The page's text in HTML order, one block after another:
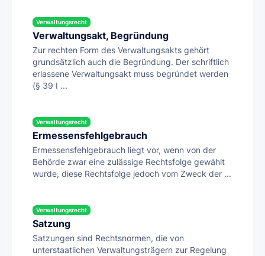
Verwaltungsrecht
Verwaltungsakt, Begründung
Zur rechten Form des Verwaltungsakts gehört
grundsätzlich auch die Begründung. Der schriftlich
erlassene Verwaltungsakt muss begründet werden
(§ 39 I ...
Verwaltungsrecht
Ermessensfehlgebrauch
Ermessensfehlgebrauch liegt vor, wenn von der
Behörde zwar eine zulässige Rechtsfolge gewählt
wurde, diese Rechtsfolge jedoch vom Zweck der ...
Verwaltungsrecht
Satzung
Satzungen sind Rechtsnormen, die von
unterstaatlichen Verwaltungsträgern zur Regelung